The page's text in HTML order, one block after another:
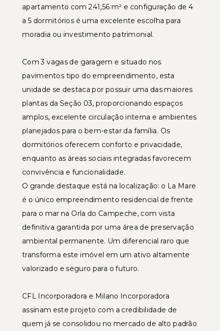
apartamento com 241,56 m² e configuração de 4
a 5 dormitórios é uma excelente escolha para
moradia ou investimento patrimonial.
Com 3 vagas de garagem e situado nos
pavimentos tipo do empreendimento, esta
unidade se destaca por possuir uma das maiores
plantas da Seção 03, proporcionando espaços
amplos, excelente circulação interna e ambientes
planejados para o bem-estar da família. Os
dormitórios oferecem conforto e privacidade,
enquanto as áreas sociais integradas favorecem
convivência e funcionalidade.
O grande destaque está na localização: o La Mare
é o único empreendimento residencial de frente
para o mar na Orla do Campeche, com vista
definitiva garantida por uma área de preservação
ambiental permanente. Um diferencial raro que
transforma este imóvel em um ativo altamente
valorizado e seguro para o futuro.
CFL Incorporadora e Milano Incorporadora
assinam este projeto com a credibilidade de
quem já se consolidou no mercado de alto padrão